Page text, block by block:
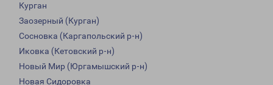
Курган
Заозерный (Курган)
Сосновка (Каргапольский р-н)
Иковка (Кетовский р-н)
Новый Мир (Юргамышский р-н)
Новая Сидоровка